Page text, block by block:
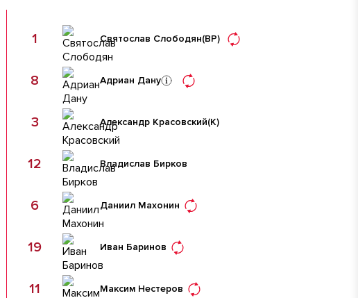
Святослав Слободян(ВР)
1
Адриан Дану
8
Александр Красовский(К)
3
Владислав Бирков
12
Даниил Махонин
6
Иван Баринов
19
Максим Нестеров
11